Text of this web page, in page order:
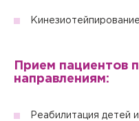
Кинезиотейпирование
Прием пациентов
направлениям:
Реабилитация детей